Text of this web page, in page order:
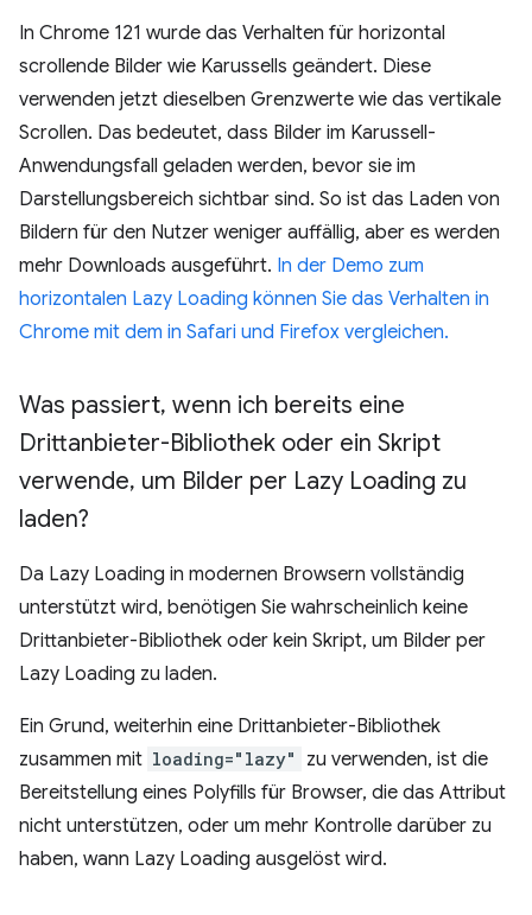
In Chrome 121 wurde das Verhalten für horizontal
scrollende Bilder wie Karussells geändert. Diese
verwenden jetzt dieselben Grenzwerte wie das vertikale
Scrollen. Das bedeutet, dass Bilder im Karussell-
Anwendungsfall geladen werden, bevor sie im
Darstellungsbereich sichtbar sind. So ist das Laden von
Bildern für den Nutzer weniger auffällig, aber es werden
mehr Downloads ausgeführt. In der Demo zum
horizontalen Lazy Loading können Sie das Verhalten in
Chrome mit dem in Safari und Firefox vergleichen.
Was passiert, wenn ich bereits eine
Drittanbieter-Bibliothek oder ein Skript
verwende, um Bilder per Lazy Loading zu
laden?
Da Lazy Loading in modernen Browsern vollständig
unterstützt wird, benötigen Sie wahrscheinlich keine
Drittanbieter-Bibliothek oder kein Skript, um Bilder per
Lazy Loading zu laden.
Ein Grund, weiterhin eine Drittanbieter-Bibliothek
zusammen mit loading="lazy"
zu verwenden, ist die
Bereitstellung eines Polyfills für Browser, die das Attribut
nicht unterstützen, oder um mehr Kontrolle darüber zu
haben, wann Lazy Loading ausgelöst wird.